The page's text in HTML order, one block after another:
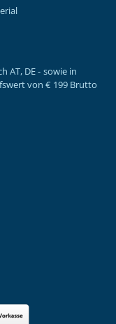
AT, DE - sowie in
von € 199 Brutto